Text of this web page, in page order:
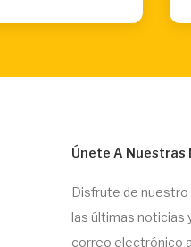
Únete A Nuestras
Disfrute de nuestro
las últimas noticias
correo electrónico